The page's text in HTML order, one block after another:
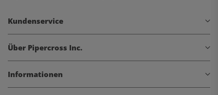
Kundenservice
Über Pipercross Inc.
Informationen